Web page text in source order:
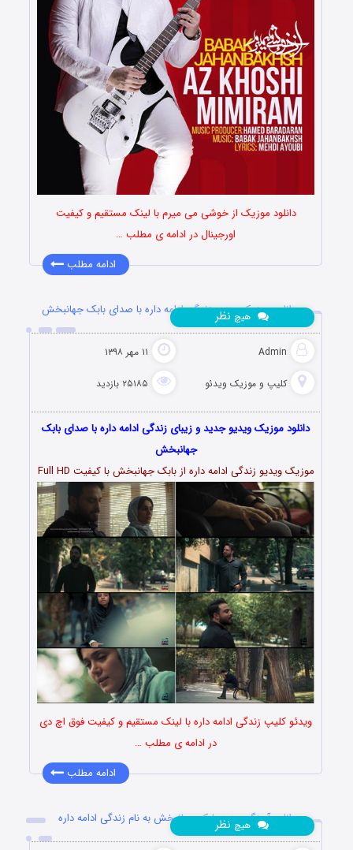
دانلود موزیک از خوشی می میرم با لینک مستقیم و کیفیت
اورجینال در ادامه ی مطلب …
ادامه مطلب
دانلود موزیک ویدیو زندگی ادامه داره با صدای بابک جهانبخش
Admin ۱۱ مهر ۱۳۹۸
کلیپ و موزیک ویدئو ۲۵۱۸۵ بازدید
هیچ نظر
دانلود موزیک ویدیو جدید و زیبای زندگی ادامه داره با صدای بابک
جهانبخش
موزیک ویدیو زندگی ادامه داره از بابک جهانبخش با کیفیت Full HD
ویدئو کلیپ زندگی ادامه داره با لینک مستقیم و کیفیت فوق اچ دی
در ادامه ی مطلب …
ادامه مطلب
دانلود آهنگ جدید بابک جهانبخش به نام زندگی ادامه داره
هیچ نظر